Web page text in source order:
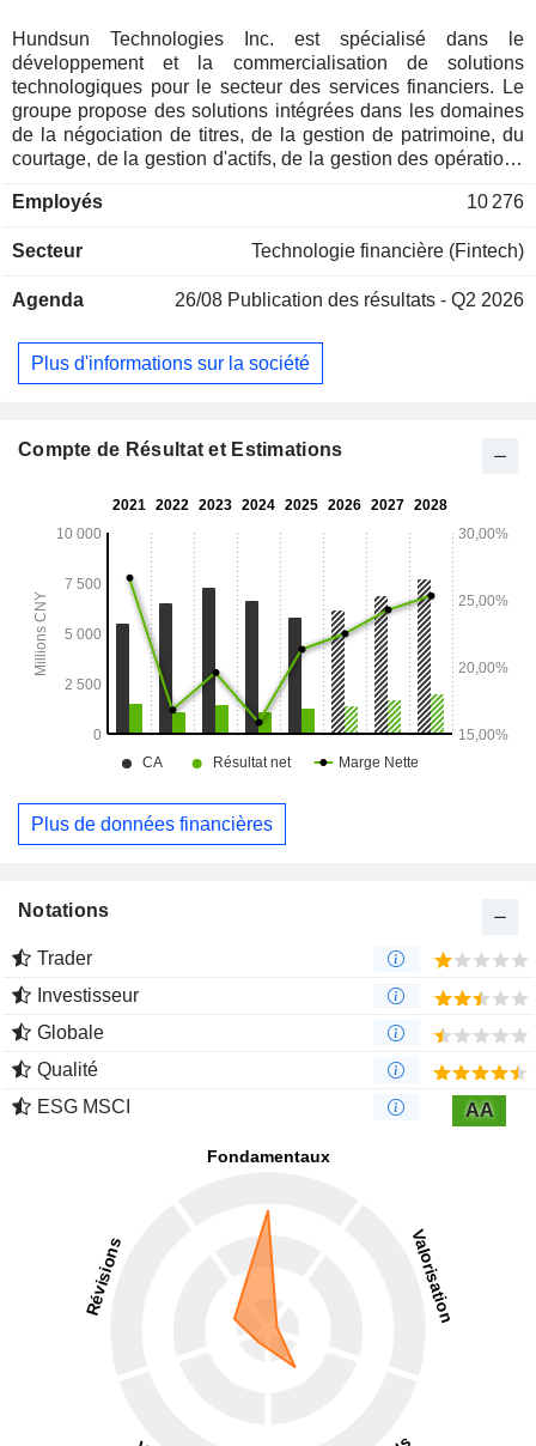
Hundsun Technologies Inc. est spécialisé dans le
développement et la commercialisation de solutions
technologiques pour le secteur des services financiers. Le
groupe propose des solutions intégrées dans les domaines
de la négociation de titres, de la gestion de patrimoine, du
courtage, de la gestion d'actifs, de la gestion des opérations
investissements, de la gestion des placements privés, de la
financement, de la gestion financière d'entreprise, de
d'approvisionnement, etc. Les produits sont dédiés
aux gestionnaires de fonds, aux sociétés de fiducie, aux
compagnies d'assurance, aux courtiers de valeurs
logiciels (98,5%) ; - ventes de solutions matérielles (1,2%) ; -
Employés 10 276
Secteur Technologie financière (Fintech)
Agenda 26/08 Publication des résultats - Q2 2026
Plus d'informations sur la société
Compte de Résultat et Estimations
Plus de données financières
Notations
Trader
Investisseur
Globale
Qualité
ESG MSCI
AA